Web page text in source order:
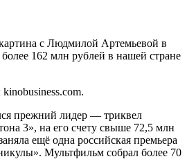
с Людмилой Артемьевой в
более 162 млн рублей в нашей стране
прежний лидер — триквел
3», на его счету свыше 72,5 млн
ещё одна российская премьера
Мультфильм собрал более 70